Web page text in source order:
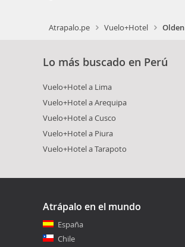
Atrapalo.pe Vuelo+Hotel Olden
Lo más buscado en Perú
Vuelo+Hotel a Lima
Vuelo+Hotel a Arequipa
Vuelo+Hotel a Cusco
Vuelo+Hotel a Piura
Vuelo+Hotel a Tarapoto
Atrápalo en el mundo
España
Chile